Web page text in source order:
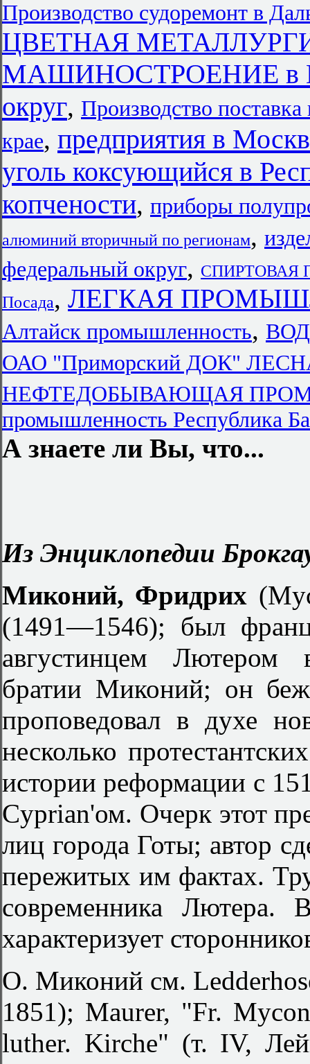
Производство судоремонт в
ЦВЕТНАЯ МЕТАЛЛУРГИЯ
МАШИНОСТРОЕНИЕ в
округ, Производство
крае, предприятия в
уголь коксующийся в
копчености, приборы
алюминий вторичный по регионам,
федеральный округ, СПИРТОВАЯ
Посада, ЛЕГКАЯ
Алтайск промышленность,
ОАО "Приморский ДОК"
НЕФТЕДОБЫВАЮЩАЯ
промышленность Республика
А знаете ли Вы, что...
Из Энциклопедии
Миконий, Фридрих
(1491—1546); был
августинцем Лютером
братии Миконий; он
проповедовал в духе
несколько
истории реформации с
Cyprian'ом. Очерк этот
лиц города Готы; автор
пережитых им фактах.
современника Лютера.
характеризует
О. Миконий см.
1851); Maurer, "Fr.
luther. Kirche" (т. IV,